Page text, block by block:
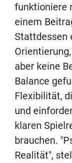
funktioniere
einem
Stattdessen
aber keine
Balance
Flexibilität,
und
klaren
brauchen.
Realität",